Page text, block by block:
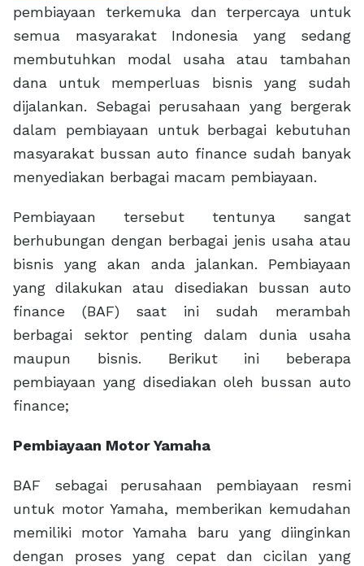
pembiayaan terkemuka dan terpercaya untuk
semua masyarakat Indonesia yang sedang
membutuhkan modal usaha atau tambahan
dana untuk memperluas bisnis yang sudah
dijalankan. Sebagai perusahaan yang bergerak
dalam pembiayaan untuk berbagai kebutuhan
masyarakat bussan auto finance sudah banyak
menyediakan berbagai macam pembiayaan.
Pembiayaan tersebut tentunya sangat
berhubungan dengan berbagai jenis usaha atau
bisnis yang akan anda jalankan. Pembiayaan
yang dilakukan atau disediakan bussan auto
finance (BAF) saat ini sudah merambah
berbagai sektor penting dalam dunia usaha
maupun bisnis. Berikut ini beberapa
pembiayaan yang disediakan oleh bussan auto
finance;
Pembiayaan Motor Yamaha
BAF sebagai perusahaan pembiayaan resmi
untuk motor Yamaha, memberikan kemudahan
memiliki motor Yamaha baru yang diinginkan
dengan proses yang cepat dan cicilan yang